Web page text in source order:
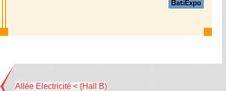
Allée Electricité < (Hall B)